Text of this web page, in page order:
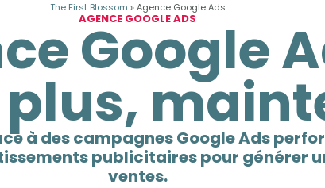
The First Blossom »Agence Google Ads
AGENCE GOOGLE ADS
Google
à des campagnes Google Ads
publicitaires pour générer
ventes.